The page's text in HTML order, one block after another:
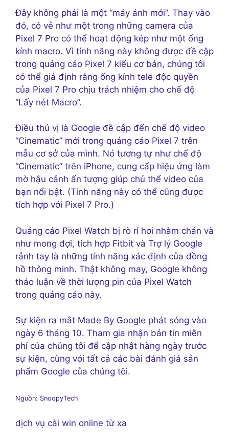
Đây không phải là một “máy ảnh mới”. Thay vào
đó, có vẻ như một trong những camera của
Pixel 7 Pro có thể hoạt động kép như một ống
kính macro. Vì tính năng này không được đề cập
trong quảng cáo Pixel 7 kiểu cơ bản, chúng tôi
có thể giả định rằng ống kính tele độc ​​quyền
của Pixel 7 Pro chịu trách nhiệm cho chế độ
“Lấy nét Macro”.
Điều thú vị là Google đề cập đến chế độ video
“Cinematic” mới trong quảng cáo Pixel 7 trên
mẫu cơ sở của mình. Nó tương tự như chế độ
“Cinematic” trên iPhone, cung cấp hiệu ứng làm
mờ hậu cảnh ấn tượng giúp chủ thể video của
bạn nổi bật. (Tính năng này có thể cũng được
tích hợp với Pixel 7 Pro.)
Quảng cáo Pixel Watch bị rò rỉ hơi nhàm chán và
như mong đợi, tích hợp Fitbit và Trợ lý Google
rảnh tay là những tính năng xác định của đồng
hồ thông minh. Thật không may, Google không
thảo luận về thời lượng pin của Pixel Watch
trong quảng cáo này.
Sự kiện ra mắt Made By Google phát sóng vào
ngày 6 tháng 10. Tham gia nhận bản tin miễn
phí của chúng tôi để cập nhật hàng ngày trước
sự kiện, cùng với tất cả các bài đánh giá sản
phẩm Google của chúng tôi.
Nguồn: SnoopyTech
dịch vụ cài win online từ xa